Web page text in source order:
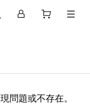
問題或不存在。